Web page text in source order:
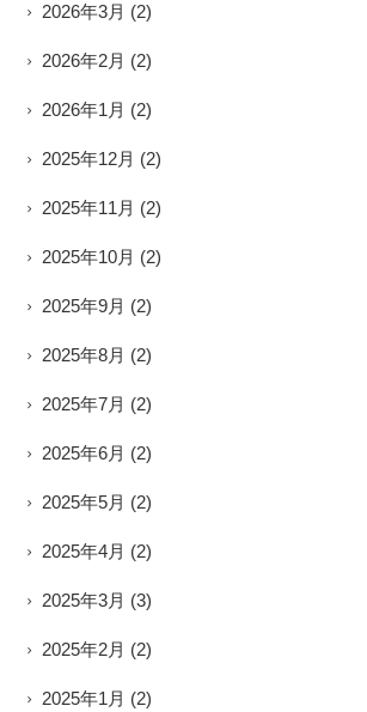
2026年3月 (2)
2026年2月 (2)
2026年1月 (2)
2025年12月 (2)
2025年11月 (2)
2025年10月 (2)
2025年9月 (2)
2025年8月 (2)
2025年7月 (2)
2025年6月 (2)
2025年5月 (2)
2025年4月 (2)
2025年3月 (3)
2025年2月 (2)
2025年1月 (2)